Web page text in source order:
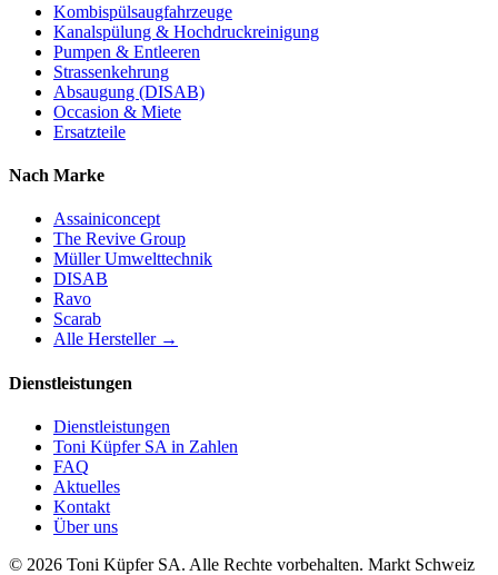
Kombispülsaugfahrzeuge
Kanalspülung & Hochdruckreinigung
Pumpen & Entleeren
Strassenkehrung
Absaugung (DISAB)
Occasion & Miete
Ersatzteile
Nach Marke
Assainiconcept
The Revive Group
Müller Umwelttechnik
DISAB
Ravo
Scarab
Alle Hersteller →
Dienstleistungen
Dienstleistungen
Toni Küpfer SA in Zahlen
FAQ
Aktuelles
Kontakt
Über uns
© 2026 Toni Küpfer SA. Alle Rechte vorbehalten. Markt Schweiz